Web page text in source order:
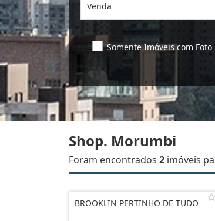
Venda
Somente Imóveis com Foto
Shop. Morumbi
Foram encontrados 2 imóveis
BROOKLIN PERTINHO DE TUDO